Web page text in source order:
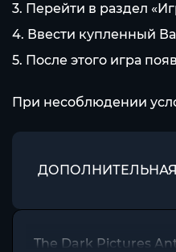
3. Перейти в раздел
4. Ввести купленный
5. После этого игра
При несоблюдении
The Dark Pictures